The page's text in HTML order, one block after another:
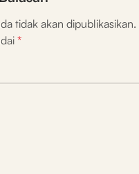
tidak akan dipublikasikan.
*